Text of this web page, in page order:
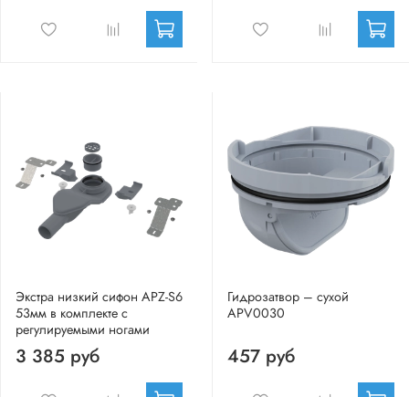
Экстра низкий сифон APZ-S6
53мм в комплекте с
регулируемыми ногами
3 385 руб
Гидрозатвор – сухой
APV0030
457 руб